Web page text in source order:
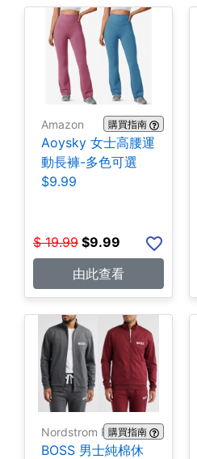
Amazon 購買指南
Aoysky 女士高腰運
動長褲-多色可選
$9.99
$ 19.99 $9.99
由此查看
Nordstrom Rack購買指南
BOSS 男士純棉休